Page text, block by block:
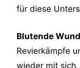
für diese
Blutende
Revierkämpfe
wieder mit